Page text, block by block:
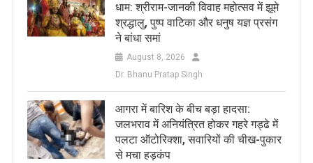
धाम: श्रीराम-जानकी विवाह महोत्सव में झूमे
श्रद्धालु, पुष्प वाटिका और धनुष यज्ञ प्रसंग
ने बांधा समां
August 8, 2026
Dr. Bhanu Pratap Singh
आगरा में बारिश के बीच बड़ा हादसा:
जलभराव में अनियंत्रित होकर गहरे गड्ढे में
पलटा ऑटोरिक्शा, सवारियों की चीख-पुकार
से मचा हड़कंप